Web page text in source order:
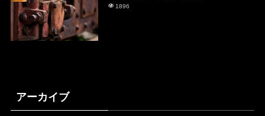
1896
アーカイブ